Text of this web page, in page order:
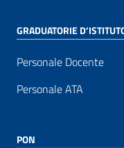
GRADUATORIE
Personale Docente
Personale ATA
PON